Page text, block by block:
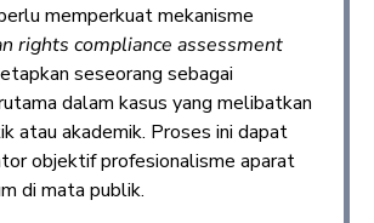
memperkuat mekanisme
rights compliance assessment
seseorang sebagai
dalam kasus yang melibatkan
atau akademik. Proses ini dapat
objektif profesionalisme aparat
di mata publik.